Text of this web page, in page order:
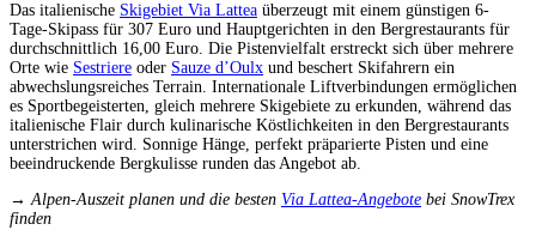
Das italienische Skigebiet Via Lattea überzeugt mit einem günstigen 6-
Tage-Skipass für 307 Euro und Hauptgerichten in den Bergrestaurants für
durchschnittlich 16,00 Euro. Die Pistenvielfalt erstreckt sich über mehrere
Orte wie Sestriere oder Sauze d’Oulx und beschert Skifahrern ein
abwechslungsreiches Terrain. Internationale Liftverbindungen ermöglichen
es Sportbegeisterten, gleich mehrere Skigebiete zu erkunden, während das
italienische Flair durch kulinarische Köstlichkeiten in den Bergrestaurants
unterstrichen wird. Sonnige Hänge, perfekt präparierte Pisten und eine
beeindruckende Bergkulisse runden das Angebot ab.
→ Alpen-Auszeit planen und die besten Via Lattea-Angebote bei SnowTrex
finden